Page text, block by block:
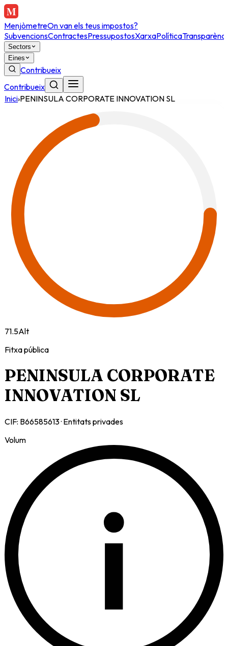
MenjòmetreOn van els teus impostos?
SubvencionsContractesPressupostosXarxaPolítica
Sectors
Eines
Contribueix
Contribueix
Inici›PENINSULA CORPORATE INNOVATION SL
71.5Alt
Fitxa pública
PENINSULA CORPORATE
INNOVATION SL
CIF: B66585613· Entitats privades
Volum
i